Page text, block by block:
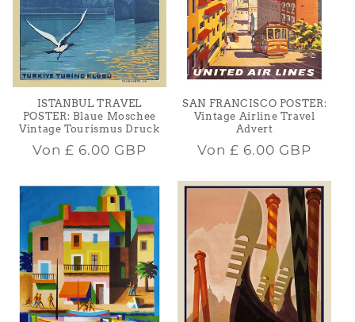
ISTANBUL TRAVEL
POSTER: Blaue Moschee
Vintage Tourismus Druck
Normaler
Von £ 6.00 GBP
SAN FRANCISCO POSTER:
Vintage Airline Travel
Advert
Normaler
Von £ 6.00 GBP